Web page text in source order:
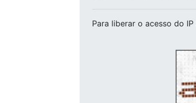
Para liberar o acesso do IP